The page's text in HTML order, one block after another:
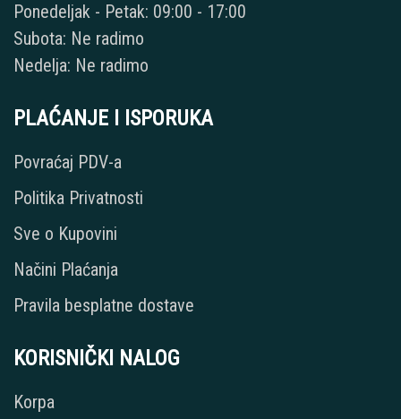
Ponedeljak - Petak: 09:00 - 17:00
Subota: Ne radimo
Nedelja: Ne radimo
PLAĆANJE I ISPORUKA
Povraćaj PDV-a
Politika Privatnosti
Sve o Kupovini
Načini Plaćanja
Pravila besplatne dostave
KORISNIČKI NALOG
Korpa